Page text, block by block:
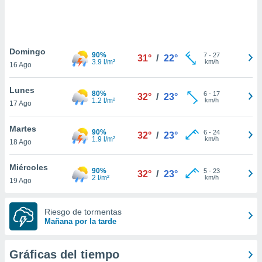
únicos
similares
como
sitio
de
posible
traten tus
en
Para
su
Domingo
16 Ago
90%
3.9 l/m²
31° / 22° 7- 27
km/h
Lunes
17 Ago
80%
1.2 l/m²
32° / 23° 6- 17
km/h
Martes
18 Ago
90%
1.9 l/m²
32° / 23° 6- 24
km/h
Miércoles
19 Ago
90%
2 l/m²
32° / 23° 5- 23
km/h
Riesgo de tormentas
Mañana por la tarde
Gráficas del tiempo